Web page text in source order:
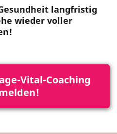
langfristig
wieder voller
Vital-Coaching